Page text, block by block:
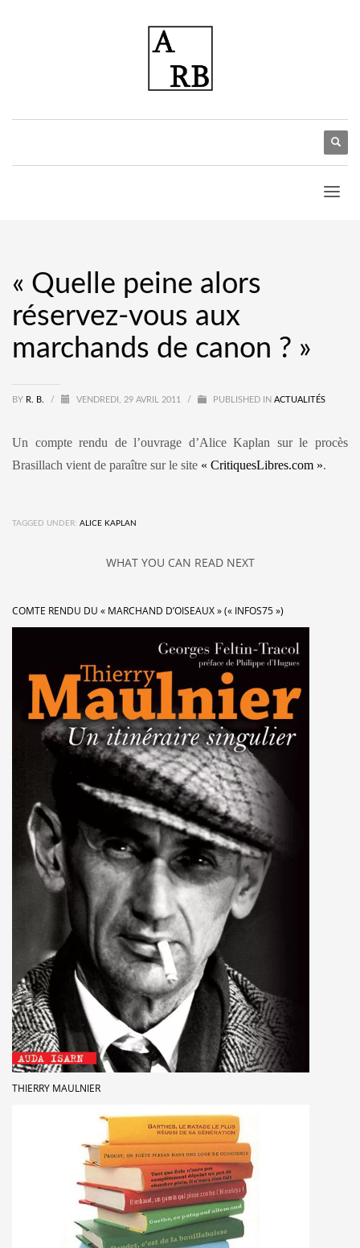
« Quelle peine alors
réservez-vous aux
marchands de canon ? »
BY R. B. / VENDREDI, 29 AVRIL 2011 / PUBLISHED IN ACTUALITÉS
Un compte rendu de l’ouvrage d’Alice Kaplan sur le procès
Brasillach vient de paraître sur le site « CritiquesLibres.com ».
TAGGED UNDER: ALICE KAPLAN
WHAT YOU CAN READ NEXT
COMTE RENDU DU « MARCHAND D’OISEAUX » (« INFOS75 »)
THIERRY MAULNIER